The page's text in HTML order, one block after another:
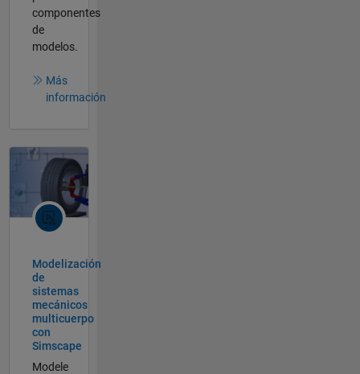
componentes
de
modelos.
Más
información
Modelización
de
sistemas
mecánicos
multicuerpo
con
Simscape
Modele